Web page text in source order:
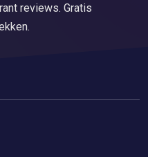
reviews. Gratis